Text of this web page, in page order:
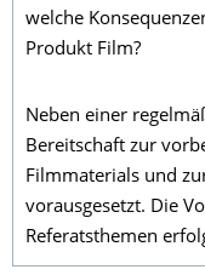
welche
Produkt Film?
Neben einer
Bereitschaft zur
Filmmaterials und
vorausgesetzt. Die
Referatsthemen